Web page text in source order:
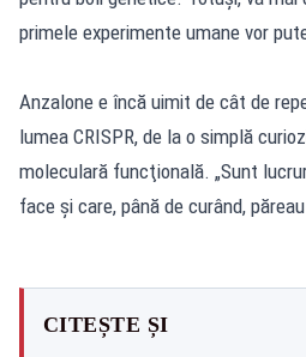
primele experimente umane vor
Anzalone e încă uimit de cât de
lumea CRISPR, de la o simplă
moleculară funcţională. „Sunt
face şi care, până de curând,
CITEȘTE ȘI